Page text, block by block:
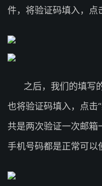
件，将验证码填入，点
之后，我们的填写
也将验证码填入，点击
共是两次验证一次邮箱
手机号码都是正常可以